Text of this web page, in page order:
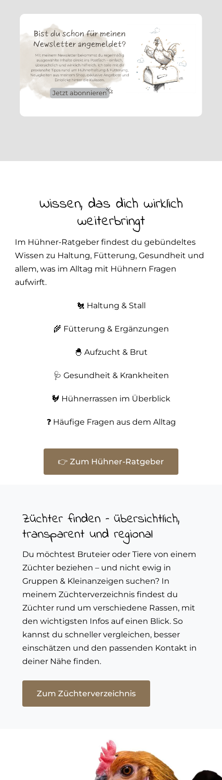
Wissen, das dich wirklich
weiterbringt
Im Hühner-Ratgeber findest du gebündeltes
Wissen zu Haltung, Fütterung, Gesundheit und
allem, was im Alltag mit Hühnern Fragen
aufwirft.
🐔 Haltung & Stall
🌾 Fütterung & Ergänzungen
🐣 Aufzucht & Brut
🩺 Gesundheit & Krankheiten
🐓 Hühnerrassen im Überblick
❓ Häufige Fragen aus dem Alltag
👉 Zum Hühner-Ratgeber
Züchter finden – übersichtlich,
transparent und regional
Du möchtest Bruteier oder Tiere von einem
Züchter beziehen – und nicht ewig in
Gruppen & Kleinanzeigen suchen? In
meinem Züchterverzeichnis findest du
Züchter rund um verschiedene Rassen, mit
den wichtigsten Infos auf einen Blick. So
kannst du schneller vergleichen, besser
einschätzen und den passenden Kontakt in
deiner Nähe finden.
Zum Züchterverzeichnis